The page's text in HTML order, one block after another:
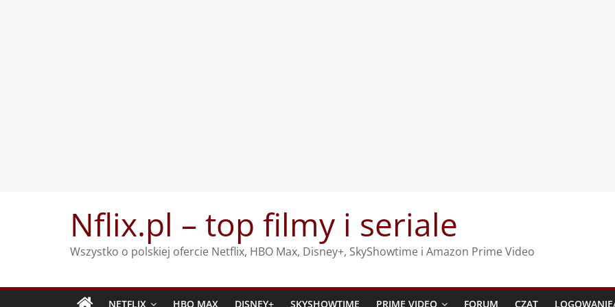
Nflix.pl – top filmy i seriale
Wszystko o polskiej ofercie Netflix, HBO Max, Disney+, SkyShowtime i Amazon Prime Video
NETFLIX HBO MAX DISNEY+ SKYSHOWTIME PRIME VIDEO FORUM CZAT